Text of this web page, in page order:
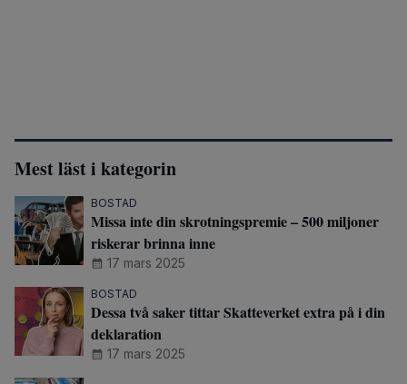
Mest läst i kategorin
BOSTAD
Missa inte din skrotningspremie – 500 miljoner
riskerar brinna inne
17 mars 2025
BOSTAD
Dessa två saker tittar Skatteverket extra på i din
deklaration
17 mars 2025